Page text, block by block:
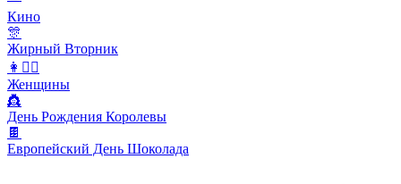
Кино
🎊
Жирный Вторник
👩👱‍♀️
Женщины
👸
День Рождения Королевы
🍫
Европейский День Шоколада